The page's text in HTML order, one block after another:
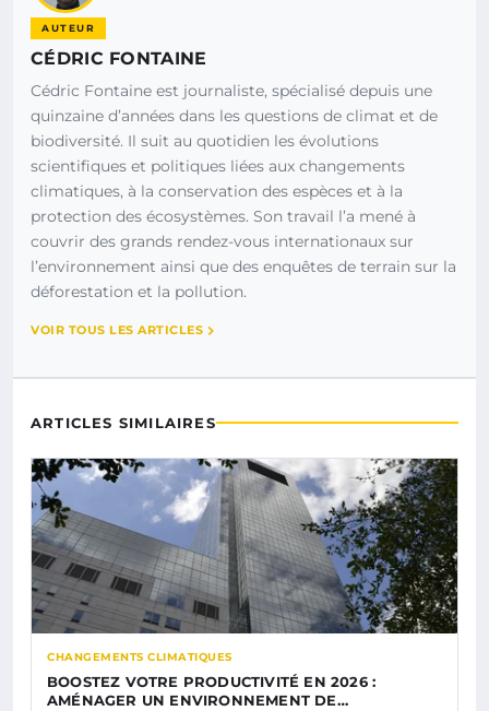
AUTEUR
CÉDRIC FONTAINE
Cédric Fontaine est journaliste, spécialisé depuis une
quinzaine d’années dans les questions de climat et de
biodiversité. Il suit au quotidien les évolutions
scientifiques et politiques liées aux changements
climatiques, à la conservation des espèces et à la
protection des écosystèmes. Son travail l’a mené à
couvrir des grands rendez-vous internationaux sur
l’environnement ainsi que des enquêtes de terrain sur la
déforestation et la pollution.
VOIR TOUS LES ARTICLES
ARTICLES SIMILAIRES
CHANGEMENTS CLIMATIQUES
BOOSTEZ VOTRE PRODUCTIVITÉ EN 2026 :
AMÉNAGER UN ENVIRONNEMENT DE…